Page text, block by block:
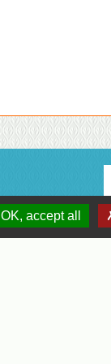
OK, accept all